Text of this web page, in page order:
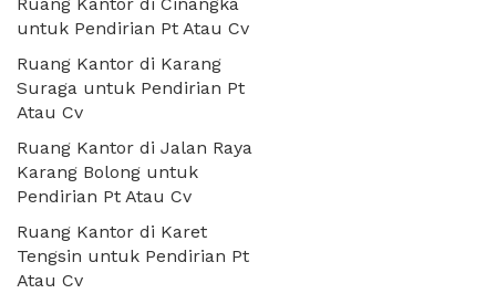
untuk Pendirian Pt Atau Cv
Ruang Kantor di Karang
Suraga untuk Pendirian Pt
Atau Cv
Ruang Kantor di Jalan Raya
Karang Bolong untuk
Pendirian Pt Atau Cv
Ruang Kantor di Karet
Tengsin untuk Pendirian Pt
Atau Cv